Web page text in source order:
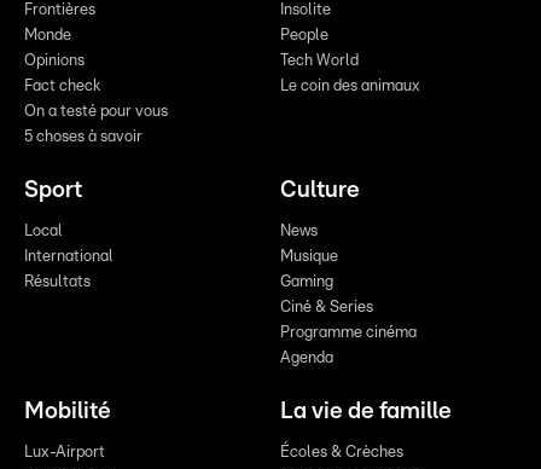
Frontières
Monde
Opinions
Fact check
On a testé pour vous
5 choses à savoir
Insolite
People
Tech World
Le coin des animaux
Sport
Local
International
Résultats
Culture
News
Musique
Gaming
Ciné & Series
Programme cinéma
Agenda
Mobilité
Lux-Airport
La vie de famille
Écoles & Crèches